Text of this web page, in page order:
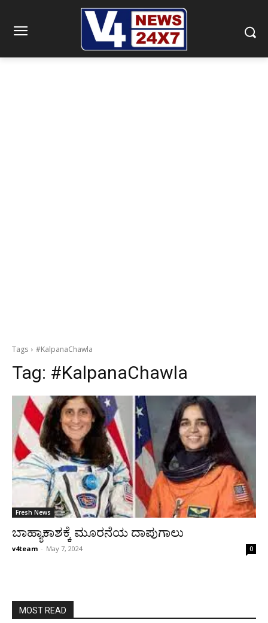
Tags #KalpanaChawla
Tag: #KalpanaChawla
Fresh News
ಬಾಹ್ಯಾಕಾಶಕ್ಕೆ ಮೂರನೆಯ ದಾಪುಗಾಲು
v4team - May 7, 2024 0
MOST READ